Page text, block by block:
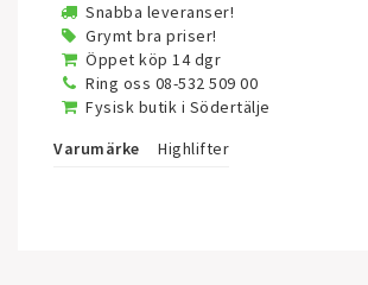
Snabba leveranser!
Grymt bra priser!
Öppet köp 14 dgr
Ring oss 08-532 509 00
Fysisk butik i Södertälje
Varumärke
Highlifter